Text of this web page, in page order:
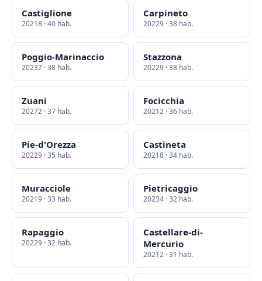
Castiglione
20218 · 40 hab.
Carpineto
20229 · 38 hab.
Poggio-Marinaccio
20237 · 38 hab.
Stazzona
20229 · 38 hab.
Zuani
20272 · 37 hab.
Focicchia
20212 · 36 hab.
Pie-d'Orezza
20229 · 35 hab.
Castineta
20218 · 34 hab.
Muracciole
20219 · 33 hab.
Pietricaggio
20234 · 32 hab.
Rapaggio
20229 · 32 hab.
Castellare-di-
Mercurio
20212 · 31 hab.